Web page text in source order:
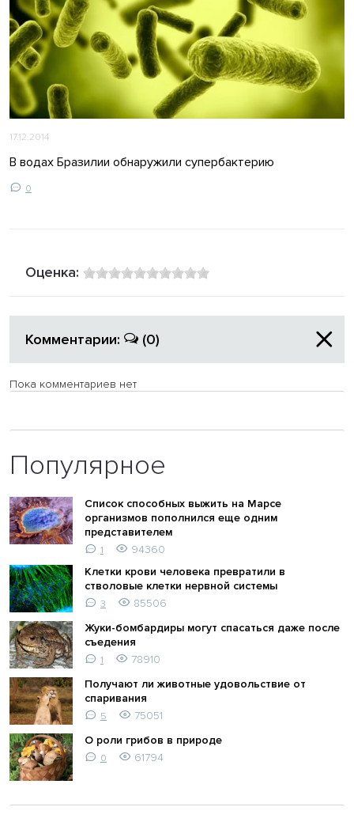
17.12.2014
В водах Бразилии обнаружили супербактерию
0
Оценка:
Комментарии: (0)
Пока комментариев нет
Популярное
Список способных выжить на Марсе
организмов пополнился еще одним
представителем
1
94360
Клетки крови человека превратили в
стволовые клетки нервной системы
3
85506
Жуки-бомбардиры могут спасаться даже после
съедения
1
78910
Получают ли животные удовольствие от
спаривания
5
75051
О роли грибов в природе
0 61794